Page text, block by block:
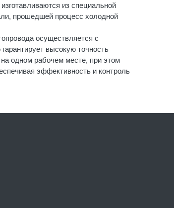
из специальной
прошедшей процесс холодной
осуществляется с
высокую точность
одном рабочем месте, при этом
эффективность и контроль